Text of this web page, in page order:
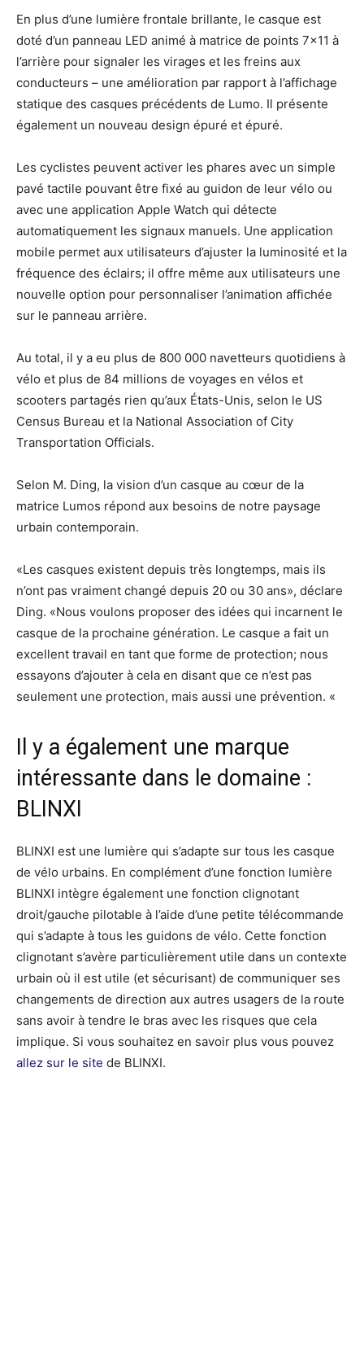
En plus d’une lumière frontale brillante, le casque est
doté d’un panneau LED animé à matrice de points 7×11 à
l’arrière pour signaler les virages et les freins aux
conducteurs – une amélioration par rapport à l’affichage
statique des casques précédents de Lumo. Il présente
également un nouveau design épuré et épuré.
Les cyclistes peuvent activer les phares avec un simple
pavé tactile pouvant être fixé au guidon de leur vélo ou
avec une application Apple Watch qui détecte
automatiquement les signaux manuels. Une application
mobile permet aux utilisateurs d’ajuster la luminosité et la
fréquence des éclairs; il offre même aux utilisateurs une
nouvelle option pour personnaliser l’animation affichée
sur le panneau arrière.
Au total, il y a eu plus de 800 000 navetteurs quotidiens à
vélo et plus de 84 millions de voyages en vélos et
scooters partagés rien qu’aux États-Unis, selon le US
Census Bureau et la National Association of City
Transportation Officials.
Selon M. Ding, la vision d’un casque au cœur de la
matrice Lumos répond aux besoins de notre paysage
urbain contemporain.
«Les casques existent depuis très longtemps, mais ils
n’ont pas vraiment changé depuis 20 ou 30 ans», déclare
Ding. «Nous voulons proposer des idées qui incarnent le
casque de la prochaine génération. Le casque a fait un
excellent travail en tant que forme de protection; nous
essayons d’ajouter à cela en disant que ce n’est pas
seulement une protection, mais aussi une prévention. «
Il y a également une marque
intéressante dans le domaine :
BLINXI
BLINXI est une lumière qui s’adapte sur tous les casque
de vélo urbains. En complément d’une fonction lumière
BLINXI intègre également une fonction clignotant
droit/gauche pilotable à l’aide d’une petite télécommande
qui s’adapte à tous les guidons de vélo. Cette fonction
clignotant s’avère particulièrement utile dans un contexte
urbain où il est utile (et sécurisant) de communiquer ses
changements de direction aux autres usagers de la route
sans avoir à tendre le bras avec les risques que cela
implique. Si vous souhaitez en savoir plus vous pouvez
allez sur le site de BLINXI.